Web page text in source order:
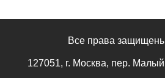
Все права
127051, г. Москва, пер.